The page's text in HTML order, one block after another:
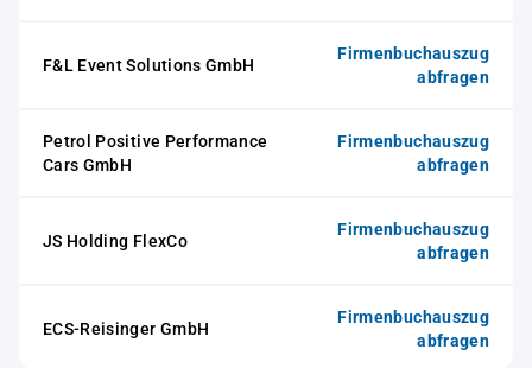
F&L Event Solutions GmbH
Firmenbuchauszug
abfragen
Petrol Positive Performance
Cars GmbH
Firmenbuchauszug
abfragen
JS Holding FlexCo
Firmenbuchauszug
abfragen
ECS-Reisinger GmbH
Firmenbuchauszug
abfragen